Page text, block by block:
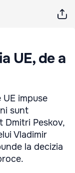
UE, de a
impuse
sunt
Dmitri Peskov,
Vladimir
la decizia